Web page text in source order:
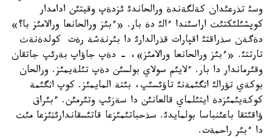
وسئ تذرعئدان كةلگةندة ورالحاندئ ئزدةپ وقيتئن ادامدار
كوپشئلئكتئث اراسئندا ءالئ دة بار. «ءبئز ورالحانعا ورالامئز با؟»
دةگةن سذراقتئ اقپارات قذرالدارئ دا بئرنةشة رةت كولدةنةث
تارتتئ. «ءبئز ورالحانعا ورالامئز»، - دةپ جاؤاپ بةرئپ جاتقان
وقئرماندار دا بار. ءلايئم سولاي بولسئن دةپ تئلةيمئز. ورالحان
بوكةي تؤرالئ اثگئمةنئ تاؤئسئپ، بئتة المايمئز. كوپ اثگئمة
كوكةيئمئزدة ايتئلماي قالعانئن دا سةزئپ وتئرمئن. ءبئراق
ؤاقئتقا باعئنباسا بولمايدئ. سذحباتئمئزعا قاتئسقاندارئثئزعا مئث
دا ءبئر راحمةت.